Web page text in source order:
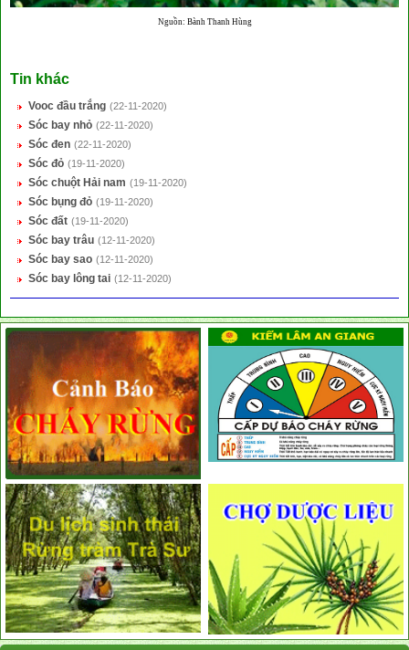
Nguồn: Bành Thanh Hùng
Tin khác
Vooc đầu trắng (22-11-2020)
Sóc bay nhỏ (22-11-2020)
Sóc đen (22-11-2020)
Sóc đỏ (19-11-2020)
Sóc chuột Hải nam (19-11-2020)
Sóc bụng đỏ (19-11-2020)
Sóc đất (19-11-2020)
Sóc bay trâu (12-11-2020)
Sóc bay sao (12-11-2020)
Sóc bay lông tai (12-11-2020)